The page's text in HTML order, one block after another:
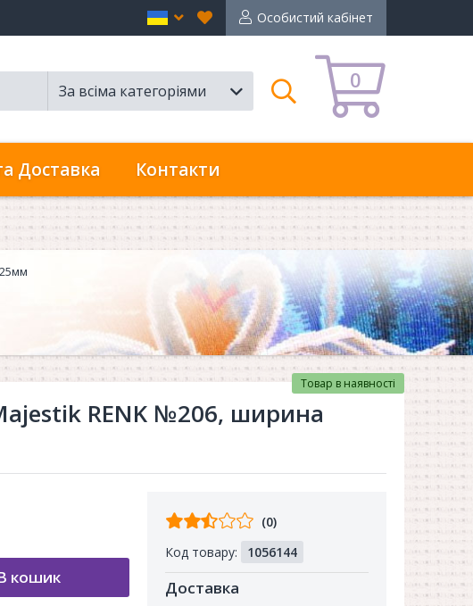
Особистий кабінет
Вибране
en
0
За всіма категоріями
Пошук
Доставка Контакти
RENK №206, ширина
Товар в наявності
кошик
Відгуків
покупців
(0)
Код товару:
1056144
Доставка